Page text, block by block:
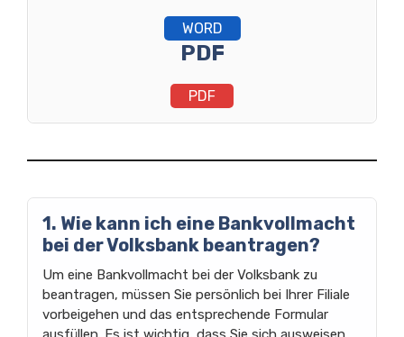
WORD
PDF
PDF
1. Wie kann ich eine Bankvollmacht
bei der Volksbank beantragen?
Um eine Bankvollmacht bei der Volksbank zu
beantragen, müssen Sie persönlich bei Ihrer Filiale
vorbeigehen und das entsprechende Formular